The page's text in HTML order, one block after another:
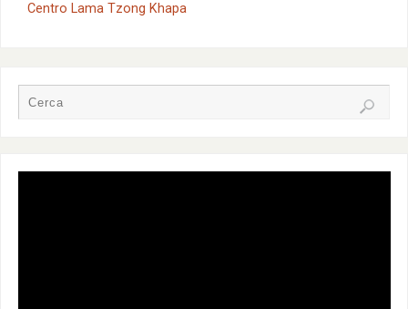
Centro Lama Tzong Khapa